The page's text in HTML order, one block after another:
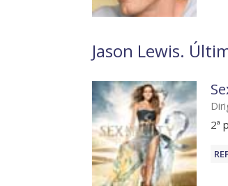
Jason Lewis.
2ª